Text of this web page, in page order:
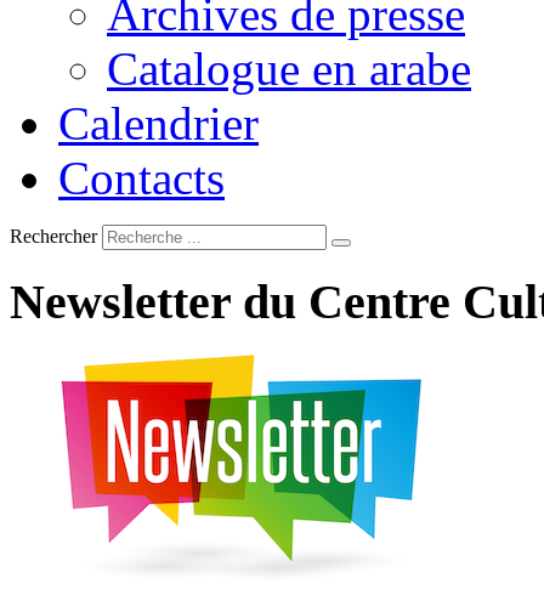
Archives de presse
Catalogue en arabe
Calendrier
Contacts
Rechercher
Newsletter du Centre